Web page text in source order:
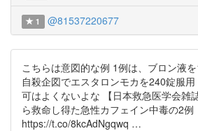
1 @81537220677
こちらは意図的な例 1例は、ブロン液を
自殺企図でエスタロンモカを240錠服
可はよくないよな 【日本救急医学会雑
ら救命し得た急性カフェイン中毒の2例
https://t.co/8kcAdNgqwq …